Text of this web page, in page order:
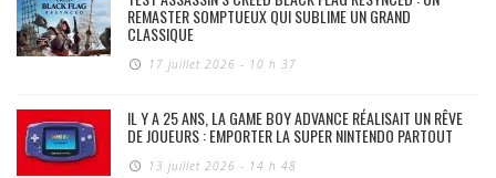
REMASTER SOMPTUEUX QUI SUBLIME UN GRAND
CLASSIQUE
17 juillet 2026 - 10 h 37
IL Y A 25 ANS, LA GAME BOY ADVANCE RÉALISAIT UN RÊVE
DE JOUEURS : EMPORTER LA SUPER NINTENDO PARTOUT
13 juillet 2026 - 14 h 48